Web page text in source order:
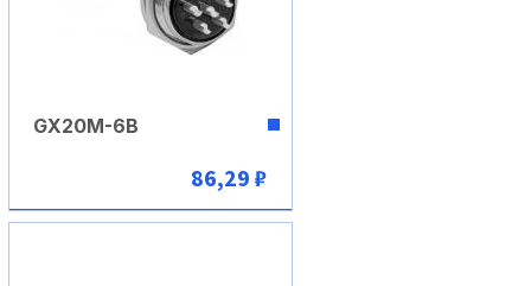
В корзину
GX20M-6B
86,29 ₽